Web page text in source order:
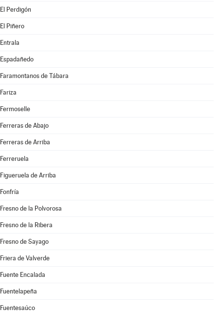
El Perdigón
El Piñero
Entrala
Espadañedo
Faramontanos de Tábara
Fariza
Fermoselle
Ferreras de Abajo
Ferreras de Arriba
Ferreruela
Figueruela de Arriba
Fonfría
Fresno de la Polvorosa
Fresno de la Ribera
Fresno de Sayago
Friera de Valverde
Fuente Encalada
Fuentelapeña
Fuentesaúco